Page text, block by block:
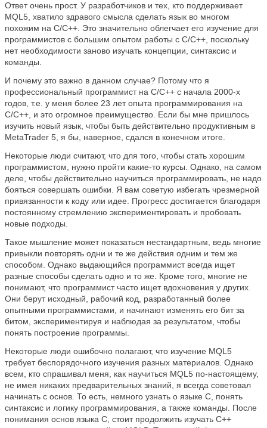
Ответ очень прост. У разработчиков и тех, кто поддерживает
MQL5, хватило здравого смысла сделать язык во многом
похожим на C/C++. Это значительно облегчает его изучение для
программистов с большим опытом работы с C/C++, поскольку
нет необходимости заново изучать концепции, синтаксис и
команды.
И почему это важно в данном случае? Потому что я
профессиональный программист на C/C++ с начала 2000-х
годов, т.е. у меня более 23 лет опыта программирования на
C/C++, и это огромное преимущество. Если бы мне пришлось
изучить новый язык, чтобы быть действительно продуктивным в
MetaTrader 5, я бы, наверное, сдался в конечном итоге.
Некоторые люди считают, что для того, чтобы стать хорошим
программистом, нужно пройти какие-то курсы. Однако, на самом
деле, чтобы действительно научиться программировать, не надо
бояться совершать ошибки. Я вам советую избегать чрезмерной
привязанности к коду или идее. Прогресс достигается благодаря
постоянному стремлению экспериментировать и пробовать
новые подходы.
Такое мышление может показаться нестандартным, ведь многие
привыкли повторять одни и те же действия одним и тем же
способом. Однако выдающийся программист всегда ищет
разные способы сделать одно и то же. Кроме того, многие не
понимают, что программист часто ищет вдохновения у других.
Они берут исходный, рабочий код, разработанный более
опытными программистами, и начинают изменять его бит за
битом, экспериментируя и наблюдая за результатом, чтобы
понять построение программы.
Некоторые люди ошибочно полагают, что изучение MQL5
требует беспорядочного изучения разных материалов. Однако
всем, кто спрашивал меня, как научиться MQL5 по-настоящему,
не имея никаких предварительных знаний, я всегда советовал
начинать с основ. То есть, немного узнать о языке С, понять
синтаксис и логику программирования, а также команды. После
понимания основ языка C, стоит продолжить изучать C++